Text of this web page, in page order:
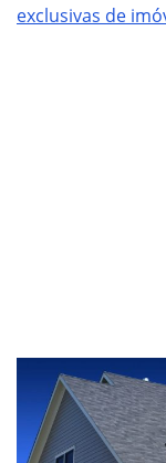
exclusivas de